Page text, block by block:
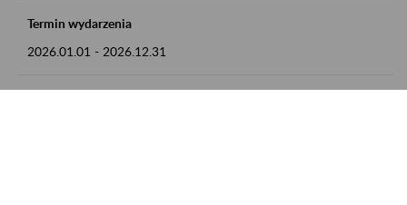
Termin wydarzenia
2026.01.01 - 2026.12.31